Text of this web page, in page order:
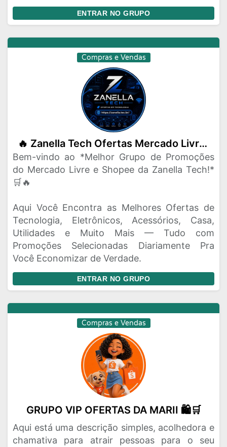
ENTRAR NO GRUPO
Compras e Vendas
🔥 Zanella Tech Ofertas Mercado Livre e Shopee 🔥
Bem-vindo ao *Melhor Grupo de Promoções
do Mercado Livre e Shopee da Zanella Tech!*
🛒🔥
Aqui Você Encontra as Melhores Ofertas de
Tecnologia, Eletrônicos, Acessórios, Casa,
Utilidades e Muito Mais — Tudo com
Promoções Selecionadas Diariamente Pra
Você Economizar de Verdade.
ENTRAR NO GRUPO
Compras e Vendas
GRUPO VIP OFERTAS DA MARII 🛍️🛒
Aqui está uma descrição simples, acolhedora e
chamativa para atrair pessoas para o seu